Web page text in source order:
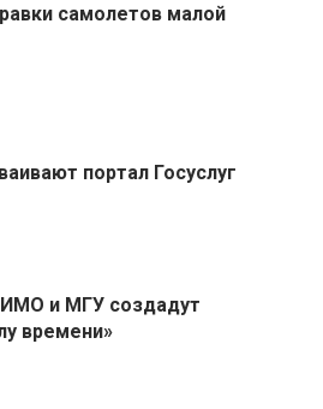
самолетов малой
портал Госуслуг
и МГУ создадут
времени»